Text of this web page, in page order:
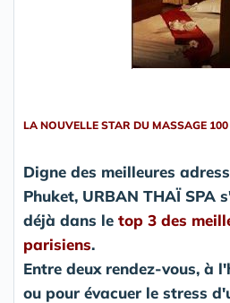
LA NOUVELLE STAR DU MASSAGE
Digne des meilleures
Phuket, URBAN THAÏ SPA
déjà dans le top 3 des
parisiens.
Entre deux rendez-vous, à
ou pour évacuer le stress